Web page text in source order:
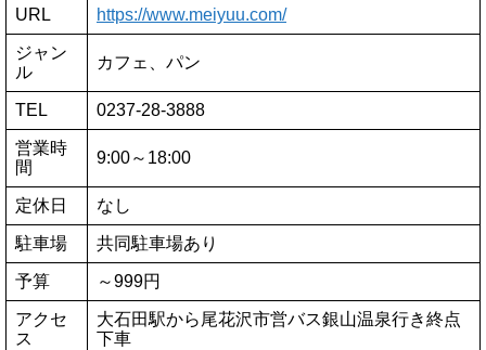
URL https://www.meiyuu.com/
ジャン
ル
カフェ、パン
TEL 0237-28-3888
営業時
間
9:00～18:00
定休日 なし
駐車場 共同駐車場あり
予算 ～999円
アクセ
ス
大石田駅から尾花沢市営バス銀山温泉行き終点
下車